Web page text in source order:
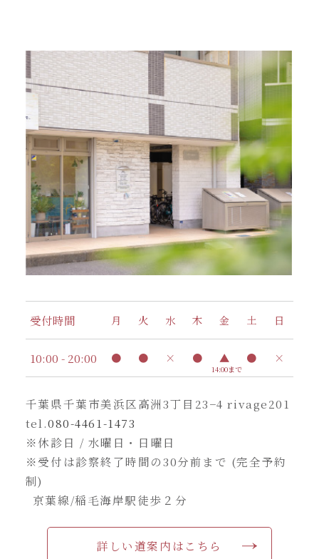
受付時間 月 火 水 木 金 土 日
10:00 - 20:00 ● ● × ● ▲
14:00まで
● ×
千葉県千葉市美浜区高洲3丁目23−4 rivage201
tel.080-4461-1473
※休診日 / 水曜日・日曜日
※受付は診察終了時間の30分前まで (完全予約
制)
京葉線/稲毛海岸駅徒歩２分
詳しい道案内はこちら